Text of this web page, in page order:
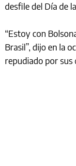
desfile del Día de
“Estoy con
Brasil”, dijo en la
repudiado por sus